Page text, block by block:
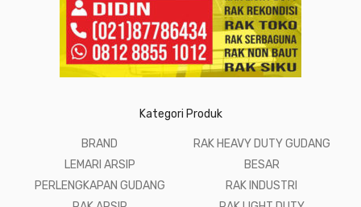
Kategori Produk
BRAND
LEMARI ARSIP
PERLENGKAPAN GUDANG
RAK HEAVY DUTY GUDANG
BESAR
RAK INDUSTRI